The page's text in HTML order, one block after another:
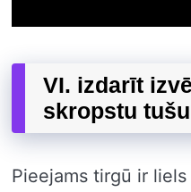
VI. izdarīt
skropstu tušu
Pieejams tirgū ir